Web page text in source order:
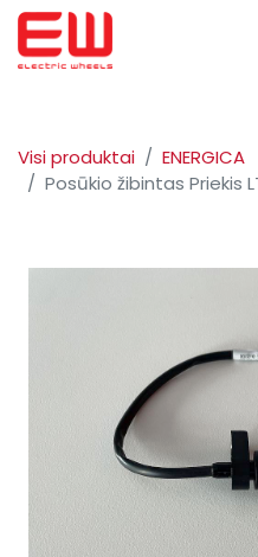
Visi produktai
ENERGICA
Posūkio žibintas Priekis